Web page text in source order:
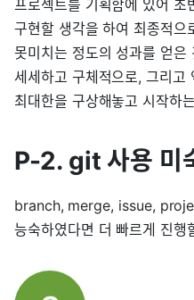
프로젝트를 기획함에 있어
구현할 생각을 하여 최종적으
못미치는 정도의 성과를 얻은
세세하고 구체적으로, 그리고
최대한을 구상해놓고 시작하
P-2. git 사용 미
branch, merge, issue,
능숙하였다면 더 빠르게 진행